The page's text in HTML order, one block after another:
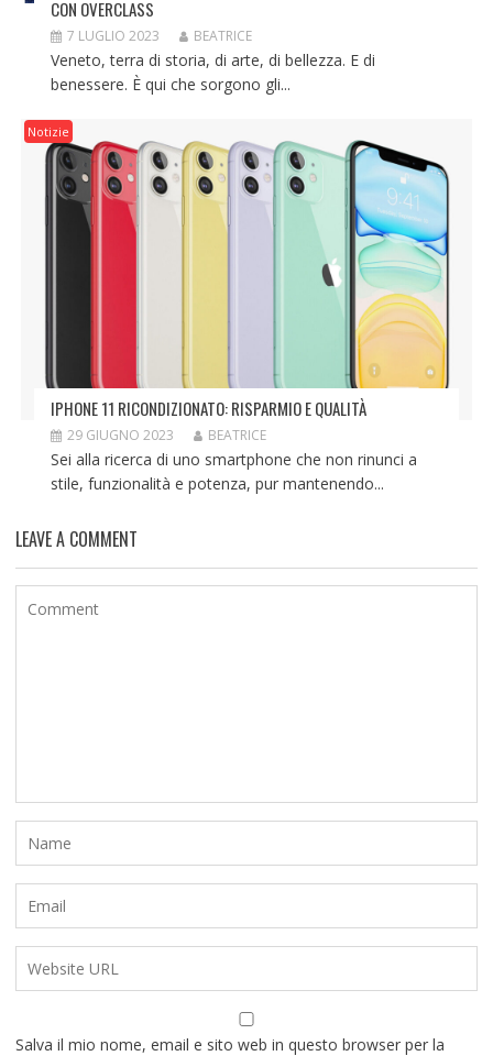
CON OVERCLASS
7 LUGLIO 2023 BEATRICE
Veneto, terra di storia, di arte, di bellezza. E di
benessere. È qui che sorgono gli...
Notizie
IPHONE 11 RICONDIZIONATO: RISPARMIO E QUALITÀ
29 GIUGNO 2023 BEATRICE
Sei alla ricerca di uno smartphone che non rinunci a
stile, funzionalità e potenza, pur mantenendo...
LEAVE A COMMENT
Salva il mio nome, email e sito web in questo browser per la